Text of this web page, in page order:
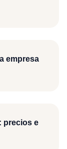
empresa
precios e